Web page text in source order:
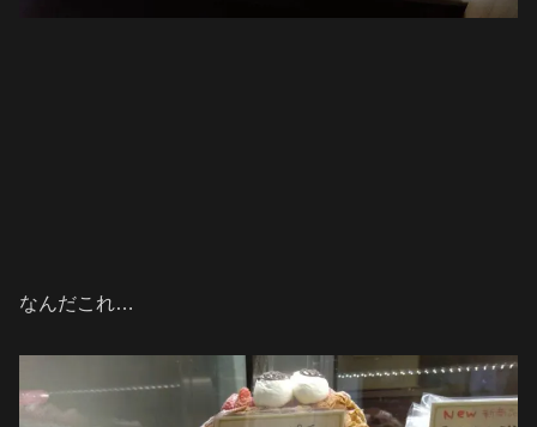
なんだこれ…